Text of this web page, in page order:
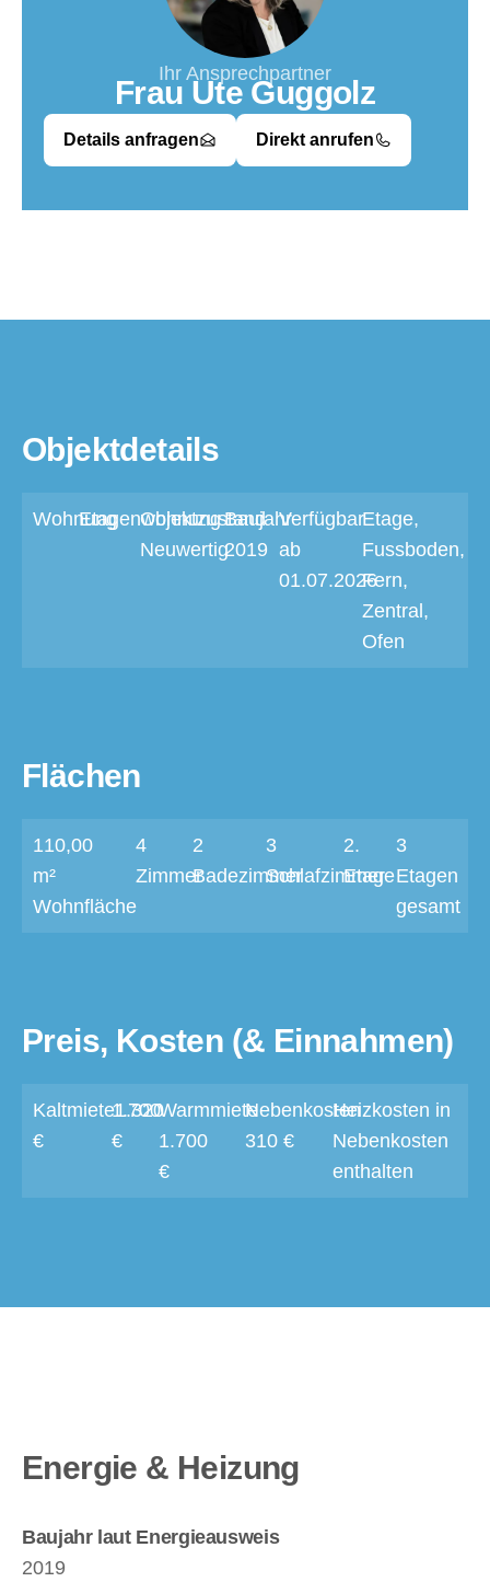
Ihr Ansprechpartner
Frau Ute Guggolz
Details anfragen Direkt anrufen
Objektdetails
WohnungEtagenwohnung
Objektzustand
Neuwertig
Baujahr
2019
Verfügbar
ab
01.07.2026
Etage,
Fussboden,
Fern,
Zentral,
Ofen
Flächen
110,00
m²
Wohnfläche
4
Zimmer
2
Badezimmer
3
Schlafzimmer
2.
Etage
3
Etagen
gesamt
Preis, Kosten (& Einnahmen)
Kaltmiete1.320
€
1.700
€
Warmmiete
1.700
€
Nebenkosten
310 €
Heizkosten in
Nebenkosten
enthalten
Energie & Heizung
Baujahr laut Energieausweis
2019